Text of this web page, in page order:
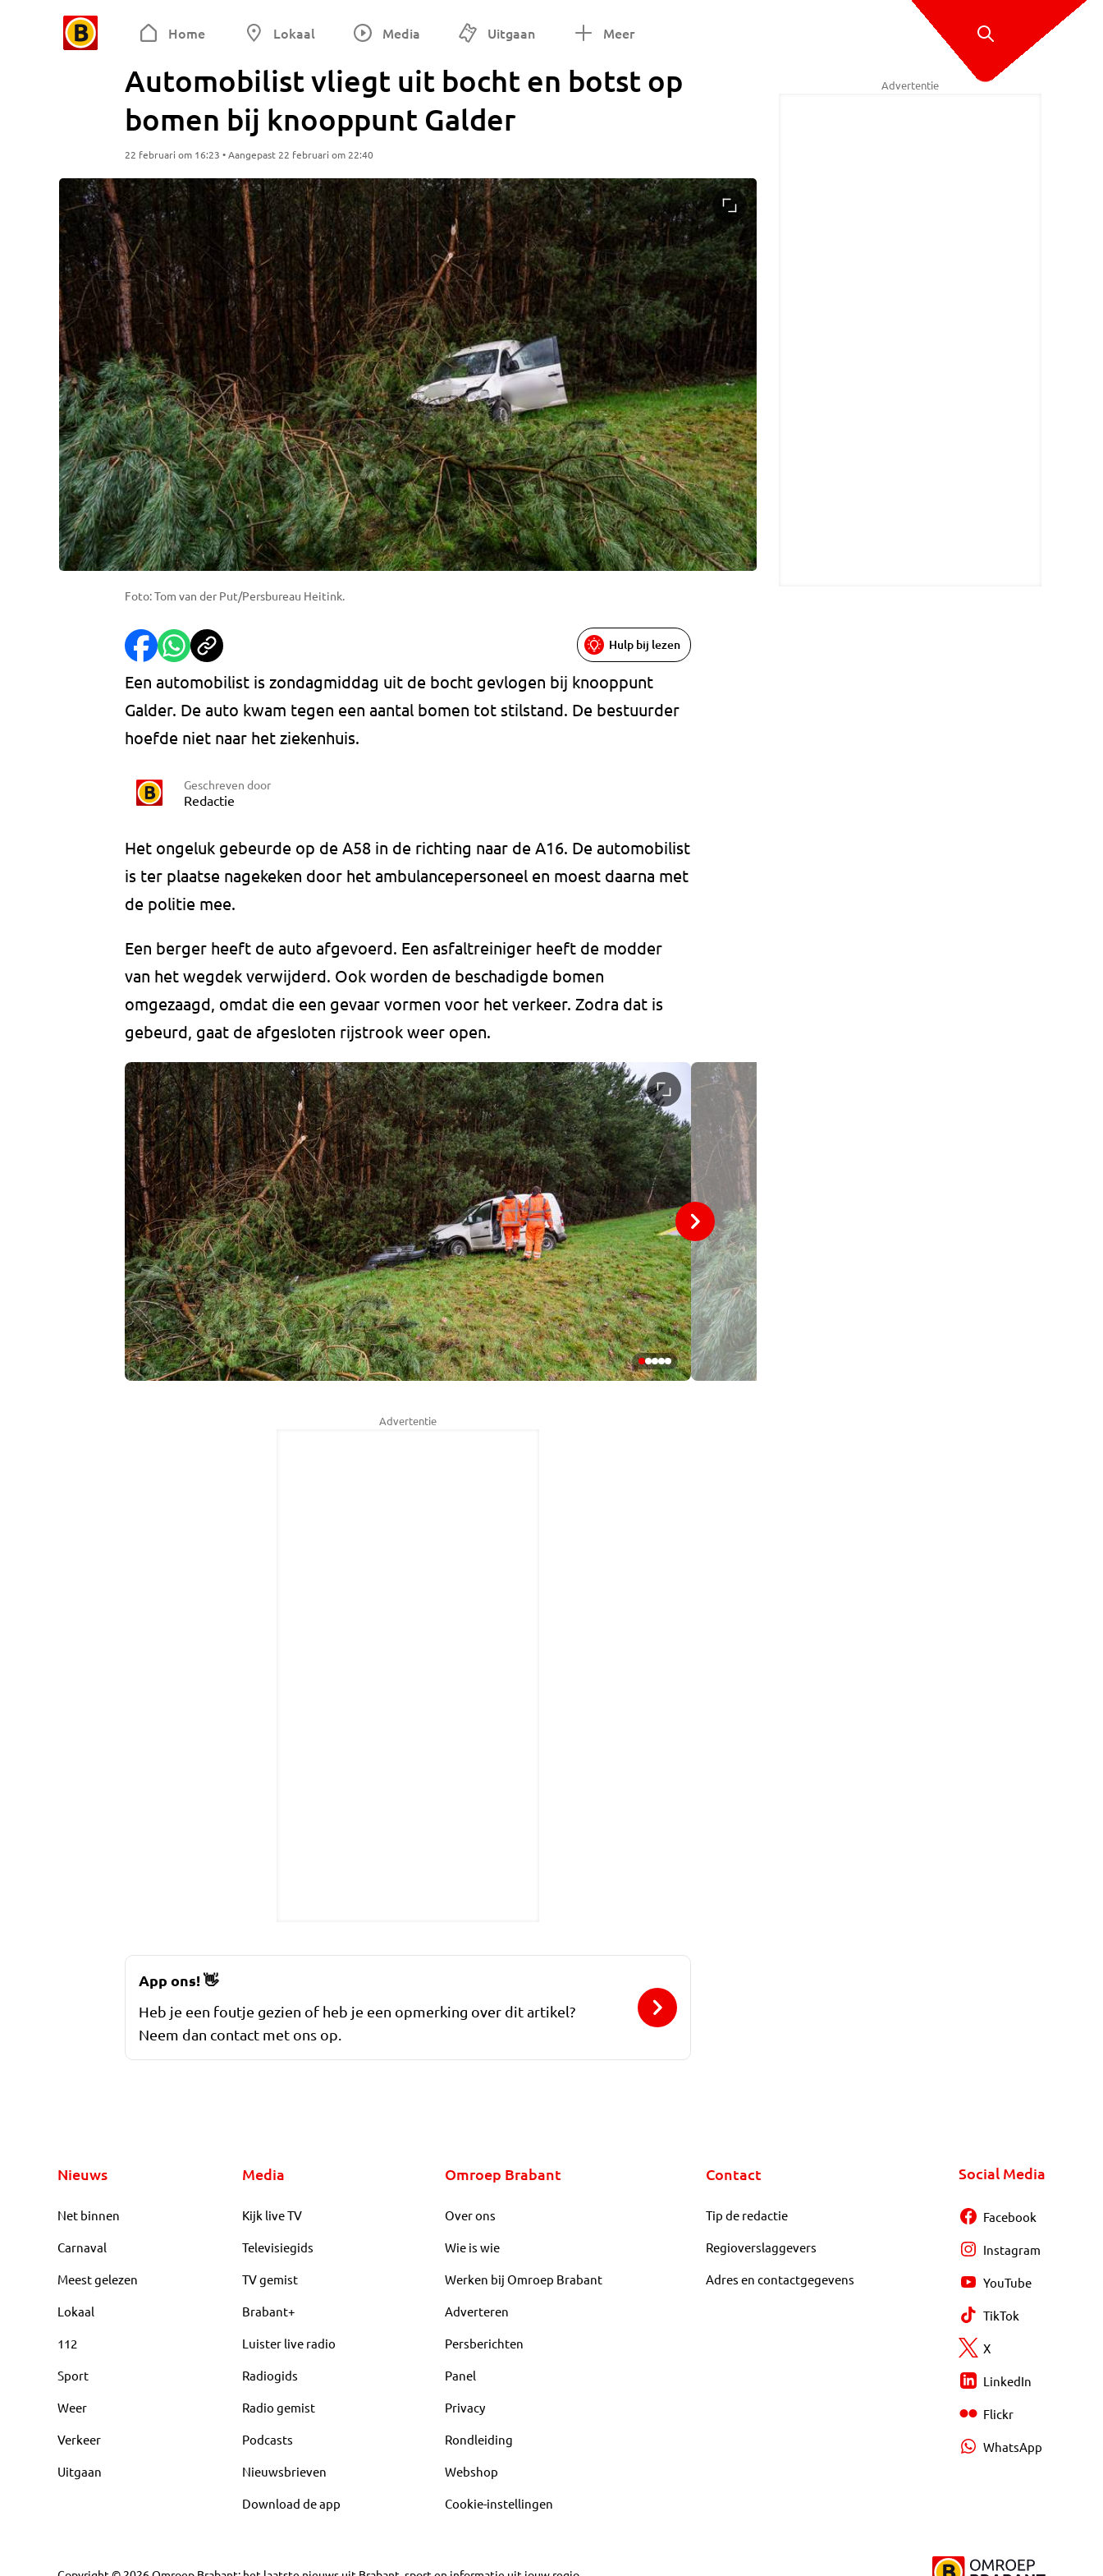
Home Lokaal Media Uitgaan Meer
Automobilist vliegt uit bocht en botst op
bomen bij knooppunt Galder
22 februari om 16:23 • Aangepast 22 februari om 22:40
Foto: Tom van der Put/Persbureau Heitink.
Hulp bij lezen
Een automobilist is zondagmiddag uit de bocht gevlogen bij knooppunt
Galder. De auto kwam tegen een aantal bomen tot stilstand. De bestuurder
hoefde niet naar het ziekenhuis.
Geschreven door
Redactie
Het ongeluk gebeurde op de A58 in de richting naar de A16. De automobilist
is ter plaatse nagekeken door het ambulancepersoneel en moest daarna met
de politie mee.
Een berger heeft de auto afgevoerd. Een asfaltreiniger heeft de modder
van het wegdek verwijderd. Ook worden de beschadigde bomen
omgezaagd, omdat die een gevaar vormen voor het verkeer. Zodra dat is
gebeurd, gaat de afgesloten rijstrook weer open.
Advertentie
Advertentie
App ons!👋
Heb je een foutje gezien of heb je een opmerking over dit artikel?
Neem dan contact met ons op.
Nieuws
Net binnen
Carnaval
Meest gelezen
Lokaal
112
Sport
Weer
Verkeer
Uitgaan
Media
Kijk live TV
Televisiegids
TV gemist
Brabant+
Luister live radio
Radiogids
Radio gemist
Podcasts
Nieuwsbrieven
Download de app
Omroep Brabant
Over ons
Wie is wie
Werken bij Omroep Brabant
Adverteren
Persberichten
Panel
Privacy
Rondleiding
Webshop
Cookie-instellingen
Contact
Tip de redactie
Regioverslaggevers
Adres en contactgegevens
Social Media
Facebook
Instagram
YouTube
TikTok
X
LinkedIn
Flickr
WhatsApp